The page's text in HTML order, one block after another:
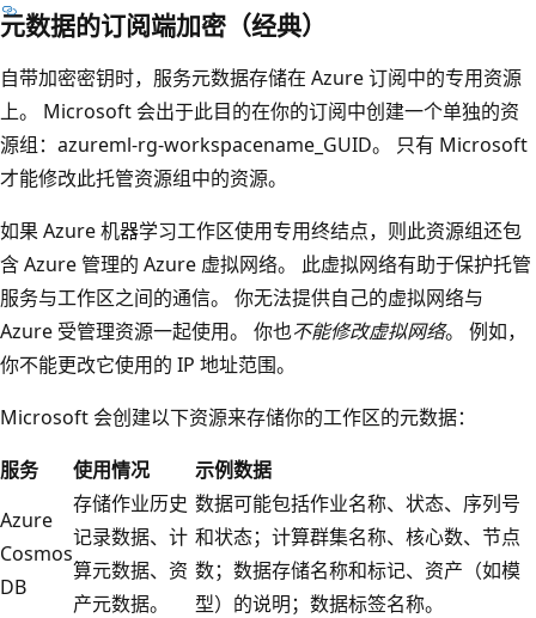
元数据的订阅端加密（经典）
自带加密密钥时，服务元数据存储在 Azure 订阅中的专用资源
上。 Microsoft 会出于此目的在你的订阅中创建一个单独的资
源组：azureml-rg-workspacename_GUID。
只有 Microsoft
才能修改此托管资源组中的资源。
如果 Azure 机器学习工作区使用专用终结点，则此资源组还包
含 Azure 管理的 Azure 虚拟网络。 此虚拟网络有助于保护托管
服务与工作区之间的通信。 你无法提供自己的虚拟网络与
Azure 受管理资源一起使用。 你也不能修改虚拟网络。 例如，
你不能更改它使用的 IP 地址范围。
Microsoft 会创建以下资源来存储你的工作区的元数据：
服务
使用情况
示例数据
Azure
Cosmos
DB
存储作业历史
记录数据、计
算元数据、资
产元数据。
数据可能包括作业名称、状态、序列号
和状态；计算群集名称、核心数、节点
数；数据存储名称和标记、资产（如模
型）的说明；数据标签名称。